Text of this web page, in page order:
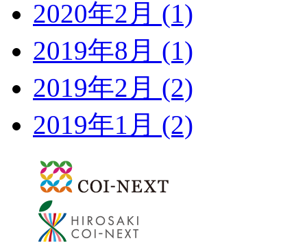
2020年2月 (1)
2019年8月 (1)
2019年2月 (2)
2019年1月 (2)